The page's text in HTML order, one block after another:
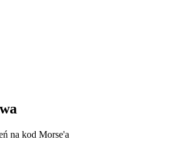
na kod Morse'a